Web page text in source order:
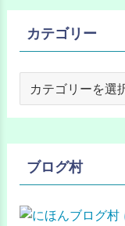
カテゴリー
ブログ村